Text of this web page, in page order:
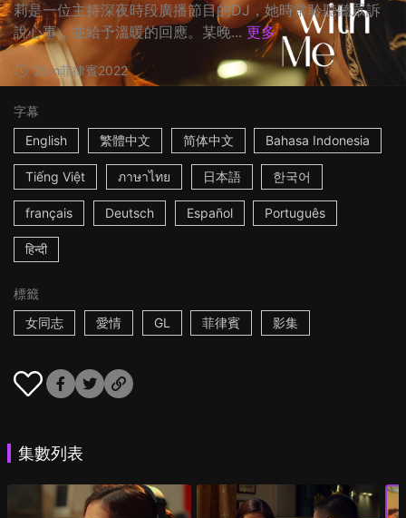
莉是一位主持深夜時段廣播節目的DJ，她時常聆聽聽眾訴
說心事，並給予溫暖的回應。某晚... 更多
25m菲律賓2022
字幕
English
繁體中文 简体中文 Bahasa Indonesia
Tiếng Việt ภาษาไทย 日本語 한국어
français Deutsch Español Português
हिन्दी
標籤
女同志
愛情 GL 菲律賓 影集
集數列表